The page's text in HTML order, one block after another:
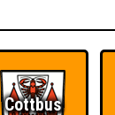
Cottbus